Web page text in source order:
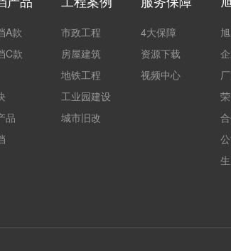
A款
C款
品
市政工程
房屋建筑
地铁工程
工业园建设
城市旧改
4大保障
资源下载
视频中心